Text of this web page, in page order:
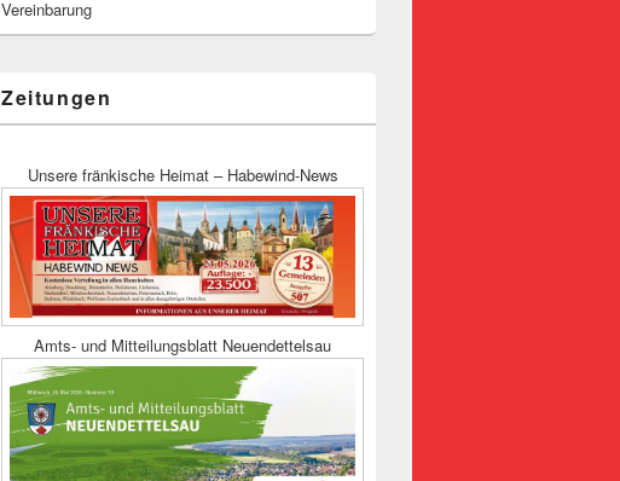
Vereinbarung
Zeitungen
Unsere fränkische Heimat – Habewind-News
Amts- und Mitteilungsblatt Neuendettelsau